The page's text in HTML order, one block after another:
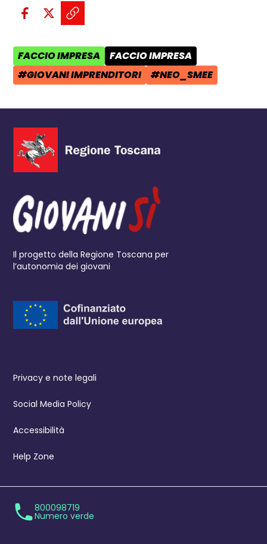
Condividi sui social:
Condividi su Facebook - apre
Condividi su X - apre una
Copia il link e condividi -
AREA TEMATICA:
FACCIO IMPRESA CATEGORIA POST:
FACCIO IMPRESA
TAG:
#GIOVANI IMPRENDITORI TAG:
#NEO_SMEE
Il progetto della Regione Toscana per
l’autonomia dei giovani
Privacy e note legali
Social Media Policy
Accessibilità
Help Zone
800098719
Numero verde